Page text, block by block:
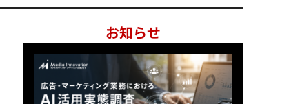
お知らせ